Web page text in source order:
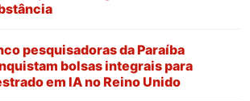
pesquisadoras da Paraíba
bolsas integrais para
em IA no Reino Unido